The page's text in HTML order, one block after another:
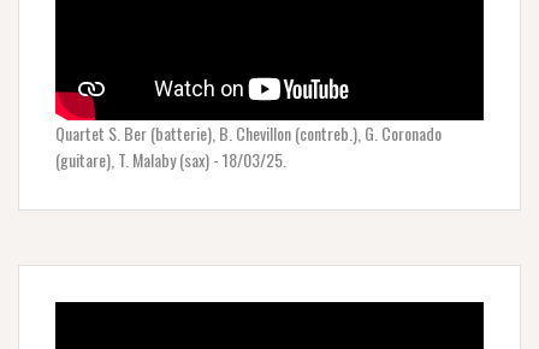
Quartet S. Ber (batterie), B. Chevillon (contreb.), G. Coronado
(guitare), T. Malaby (sax) - 18/03/25.